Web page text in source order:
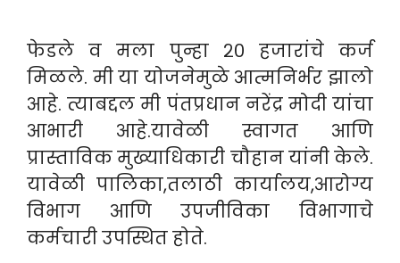
फेडले व मला पुन्हा २० हजारांचे कर्ज
मिळले. मी या योजनेमुळे आत्मनिर्भर झालो
आहे. त्याबद्दल मी पंतप्रधान नरेंद्र मोदी यांचा
आभारी आहे.यावेळी स्वागत आणि
प्रास्ताविक मुख्याधिकारी चौहान यांनी केले.
यावेळी पालिका,तलाठी कार्यालय,आरोग्य
विभाग आणि उपजीविका विभागाचे
कर्मचारी उपस्थित होते.